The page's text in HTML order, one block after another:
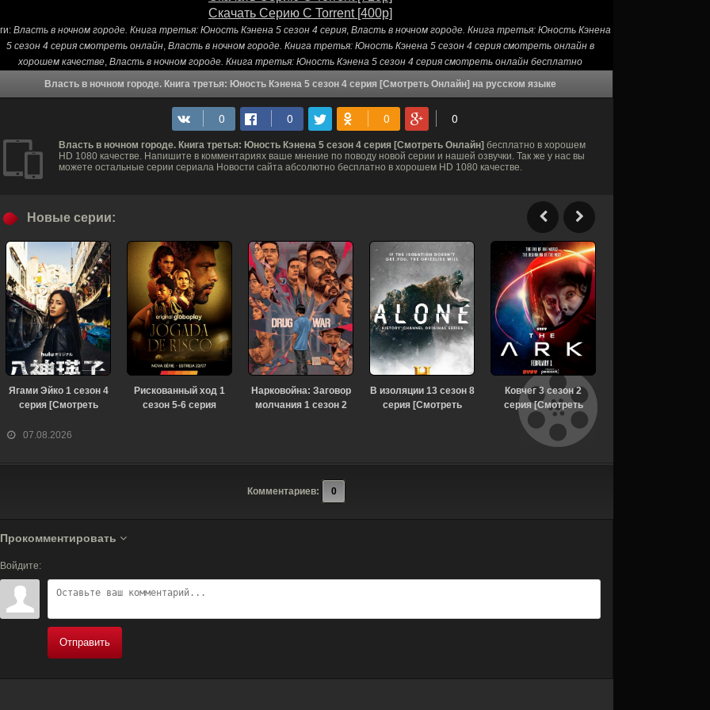
Скачать Серию С Torrent [400p]
Власть в ночном городе. Книга третья: Юность Кэнена 5 сезон 4 серия, Власть в ночном городе. Книга третья: Юность Кэнена
5 сезон 4 серия смотреть онлайн, Власть в ночном городе. Книга третья: Юность Кэнена 5 сезон 4 серия смотреть онлайн в
хорошем качестве, Власть в ночном городе. Книга третья: Юность Кэнена 5 сезон 4 серия смотреть онлайн бесплатно
Власть в ночном городе. Книга третья: Юность Кэнена 5 сезон 4 серия [Смотреть Онлайн] на русском языке
Власть в ночном городе. Книга третья: Юность Кэнена 5 сезон 4 серия [Смотреть Онлайн] бесплатно в хорошем
HD 1080 качестве. Напишите в комментариях ваше мнение по поводу новой серии и нашей озвучки. Так же у нас вы
можете остальные серии сериала Новости сайта абсолютно бесплатно в хорошем HD 1080 качестве.
07.08.2026
Новые серии:
Ягами Эйко 1 сезон 4
серия [Смотреть
Рискованный ход 1
сезон 5-6 серия
Нарковойна: Заговор
молчания 1 сезон 2
В изоляции 13 сезон 8
серия [Смотреть
Ковчег 3 сезон 2
серия [Смотреть
Онлайн]
Комментариев: 0
Прокомментировать
Войдите:
Отправить